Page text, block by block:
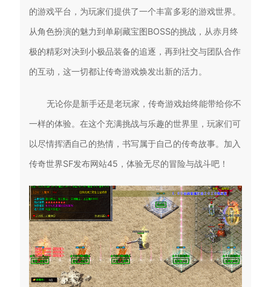
的游戏平台，为玩家们提供了一个丰富多彩的游戏世界。
从角色扮演的魅力到单刷藏宝图BOSS的挑战，从赤月终
极的精彩对决到小极品装备的追逐，再到社交与团队合作
的互动，这一切都让传奇游戏焕发出新的活力。
无论你是新手还是老玩家，传奇游戏始终能带给你不
一样的体验。在这个充满挑战与乐趣的世界里，玩家们可
以尽情挥洒自己的热情，书写属于自己的传奇故事。加入
传奇世界SF发布网站45，体验无尽的冒险与战斗吧！